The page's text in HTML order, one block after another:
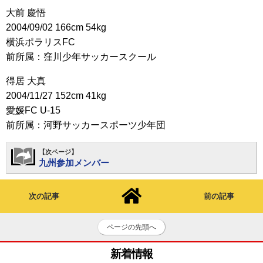
大前 慶悟
2004/09/02 166cm 54kg
横浜ポラリスFC
前所属：窪川少年サッカースクール
得居 大真
2004/11/27 152cm 41kg
愛媛FC U-15
前所属：河野サッカースポーツ少年団
【次ページ】
九州参加メンバー
次の記事 前の記事
ページの先頭へ
新着情報